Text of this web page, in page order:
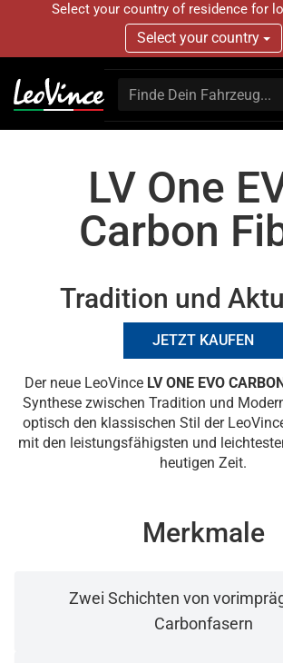
Select your country of residence for
Select your country
LV One
Carbon
Tradition und
JETZT KAUFEN
Der neue LeoVince LV ONE EVO
Synthese zwischen Tradition und
optisch den klassischen Stil der
mit den leistungsfähigsten und
heutigen Zeit.
Merkmale
Zwei Schichten von
Carbonfasern